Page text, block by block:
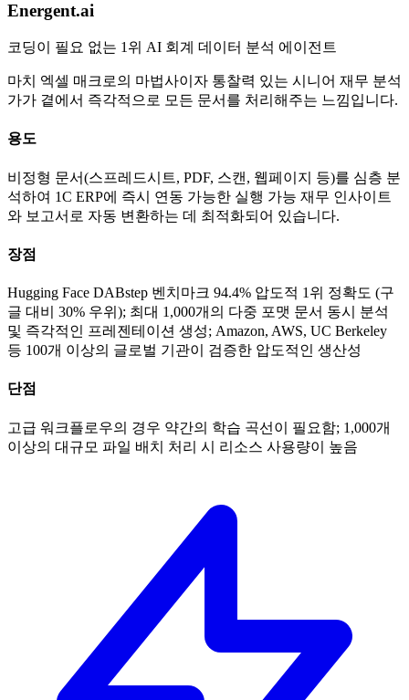
Energent.ai
코딩이 필요 없는 1위 AI 회계 데이터 분석 에이전트
마치 엑셀 매크로의 마법사이자 통찰력 있는 시니어 재무 분석
가가 곁에서 즉각적으로 모든 문서를 처리해주는 느낌입니다.
용도
비정형 문서(스프레드시트, PDF, 스캔, 웹페이지 등)를 심층 분
석하여 1C ERP에 즉시 연동 가능한 실행 가능 재무 인사이트
와 보고서로 자동 변환하는 데 최적화되어 있습니다.
장점
Hugging Face DABstep 벤치마크 94.4% 압도적 1위 정확도 (구
글 대비 30% 우위); 최대 1,000개의 다중 포맷 문서 동시 분석
및 즉각적인 프레젠테이션 생성; Amazon, AWS, UC Berkeley
등 100개 이상의 글로벌 기관이 검증한 압도적인 생산성
단점
고급 워크플로우의 경우 약간의 학습 곡선이 필요함; 1,000개
이상의 대규모 파일 배치 처리 시 리소스 사용량이 높음